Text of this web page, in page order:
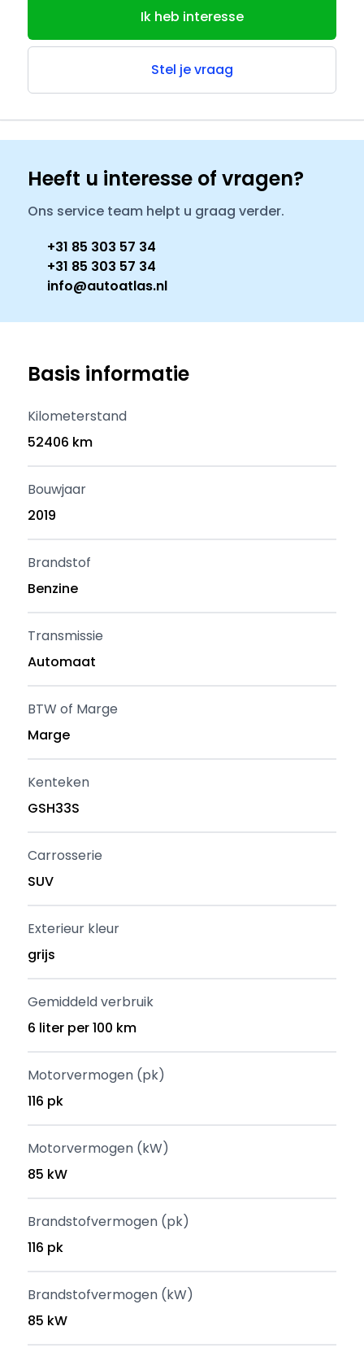
Ik heb interesse
Stel je vraag
Heeft u interesse of vragen?
Ons service team helpt u graag verder.
+31 85 303 57 34
+31 85 303 57 34
info@autoatlas.nl
Basis informatie
Kilometerstand
52406 km
Bouwjaar
2019
Brandstof
Benzine
Transmissie
Automaat
BTW of Marge
Marge
Kenteken
GSH33S
Carrosserie
SUV
Exterieur kleur
grijs
Gemiddeld verbruik
6 liter per 100 km
Motorvermogen (pk)
116 pk
Motorvermogen (kW)
85 kW
Brandstofvermogen (pk)
116 pk
Brandstofvermogen (kW)
85 kW